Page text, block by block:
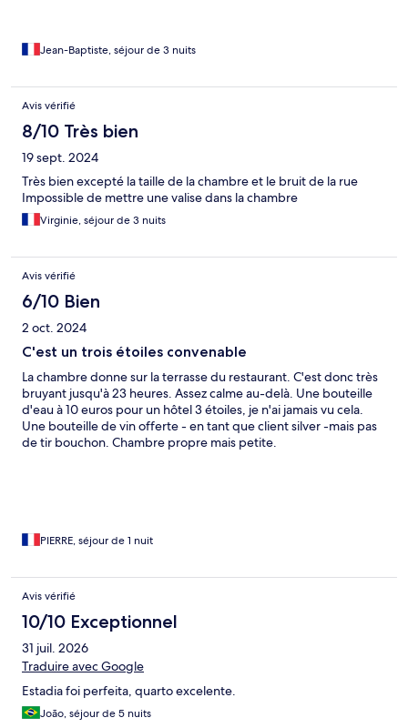
Jean-Baptiste, séjour de 3 nuits
Avis vérifié
8/10 Très bien
19 sept. 2024
Très bien excepté la taille de la chambre et le bruit de la rue
Impossible de mettre une valise dans la chambre
Virginie, séjour de 3 nuits
Avis vérifié
6/10 Bien
2 oct. 2024
C'est un trois étoiles convenable
La chambre donne sur la terrasse du restaurant. C'est donc très
bruyant jusqu'à 23 heures. Assez calme au-delà. Une bouteille
d'eau à 10 euros pour un hôtel 3 étoiles, je n'ai jamais vu cela.
Une bouteille de vin offerte - en tant que client silver -mais pas
de tir bouchon. Chambre propre mais petite.
PIERRE, séjour de 1 nuit
Avis vérifié
10/10 Exceptionnel
31 juil. 2026
Traduire avec Google
Estadia foi perfeita, quarto excelente.
João, séjour de 5 nuits